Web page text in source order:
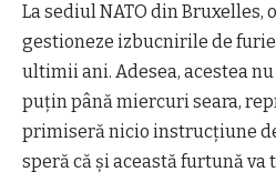
La sediul NATO din Bruxelles,
gestioneze izbucnirile de
ultimii ani. Adesea, acestea
puțin până miercuri seara,
primiseră nicio instrucțiune
speră că și această furtună va